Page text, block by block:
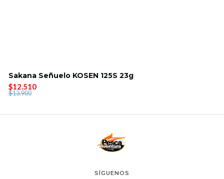
Sakana Señuelo KOSEN 125S 23g
$12.510
$13.900
SÍGUENOS